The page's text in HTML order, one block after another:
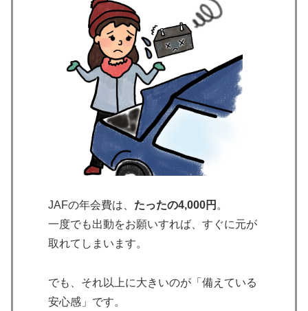
JAFの年会費は、 たったの4,000円 。
一度でも出動をお願いすれば、すぐに元が
取れてしまいます。
でも、それ以上に大きいのが「備えている
安心感」です。